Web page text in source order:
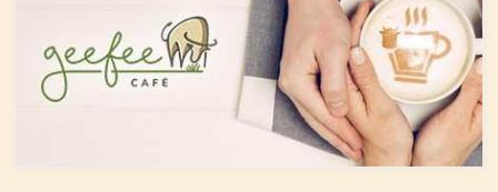
で、蒸留酒は一般的には40度～
50度、最大で90度台のアルコー
ルとなります。以下が主なお酒
の醸造酒と蒸留酒の分類です。
イルスの対策に限らず風邪やイ
ンフルエンザなど、さまざまな
疾患に対して人の体に有益な効
果を与えます。その免疫システ
ムを維持するのに重要な働きを
するのが亜鉛。